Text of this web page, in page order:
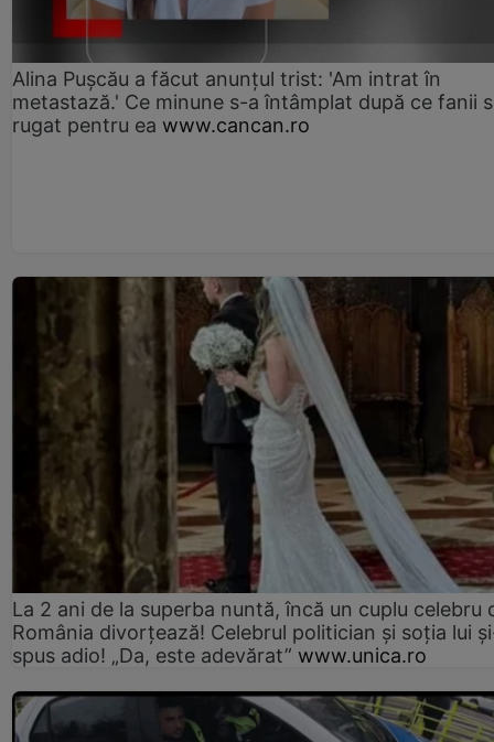
Alina Pușcău a făcut anunțul trist: 'Am intrat în
metastază.' Ce minune s-a întâmplat după ce fanii
rugat pentru ea www.cancan.ro
La 2 ani de la superba nuntă, încă un cuplu celebru
România divorțează! Celebrul politician și soția lui
spus adio! „Da, este adevărat” www.unica.ro